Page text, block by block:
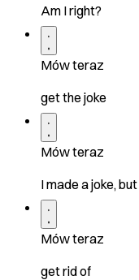
Am I right?
Mów teraz
get the joke
Mów teraz
I made a joke,
Mów teraz
get rid of